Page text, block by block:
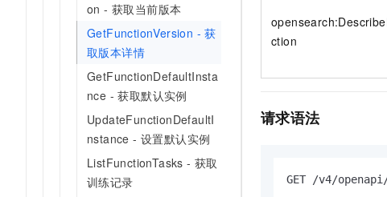
on - 获取当前版本
GetFunctionVersion - 获
取版本详情
GetFunctionDefaultInsta
nce - 获取默认实例
UpdateFunctionDefaultI
nstance - 设置默认实例
ListFunctionTasks - 获取
训练记录
ction
请求语法
GET /v4/